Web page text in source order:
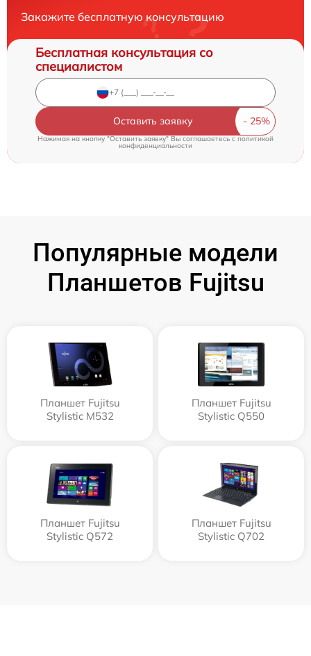
Закажите бесплатную консультацию
Бесплатная консультация со
специалистом
Оставить заявку
Нажимая на кнопку "Оставить заявку" Вы соглашаетесь cполитикой
конфиденциальности
Популярные модели
Планшетов Fujitsu
Планшет Fujitsu
Stylistic M532
Планшет Fujitsu
Stylistic Q550
Планшет Fujitsu
Stylistic Q572
Планшет Fujitsu
Stylistic Q702